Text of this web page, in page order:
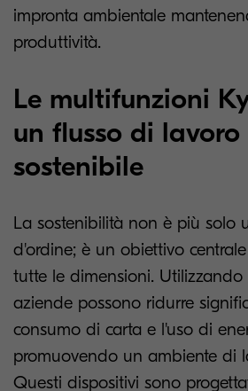
impronta ambientale
produttività.
Le multifunzioni
un flusso di lavoro
sostenibile
La sostenibilità non è più solo
d'ordine; è un obiettivo
tutte le dimensioni. Utilizzando
aziende possono ridurre
consumo di carta e l'uso di
promuovendo un ambiente di
Questi dispositivi sono